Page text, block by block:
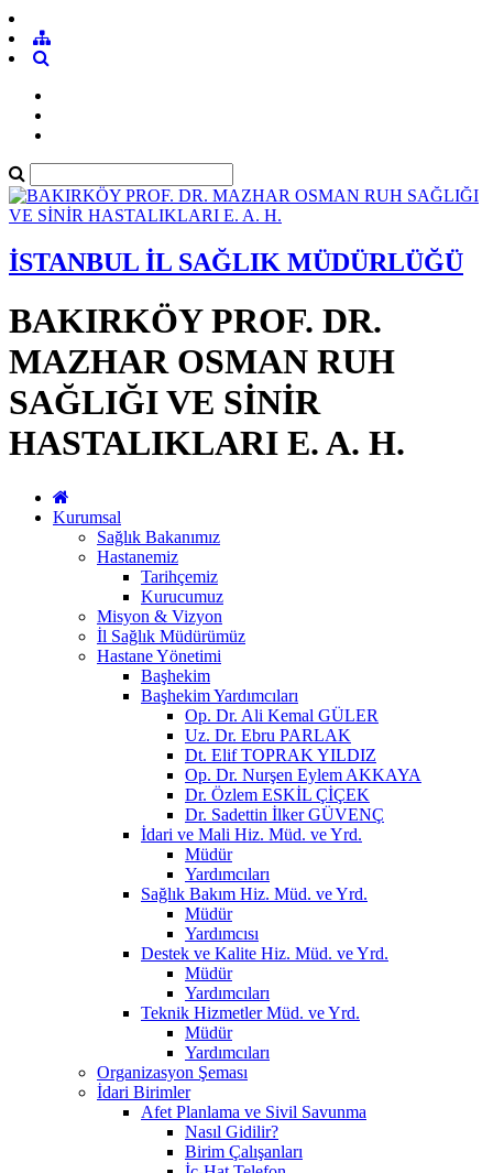
İSTANBUL İL SAĞLIK MÜDÜRLÜĞÜ
BAKIRKÖY PROF. DR.
MAZHAR OSMAN RUH
SAĞLIĞI VE SİNİR
HASTALIKLARI E. A. H.
Kurumsal
Sağlık Bakanımız
Hastanemiz
Tarihçemiz
Kurucumuz
Misyon & Vizyon
İl Sağlık Müdürümüz
Hastane Yönetimi
Başhekim
Başhekim Yardımcıları
Op. Dr. Ali Kemal GÜLER
Uz. Dr. Ebru PARLAK
Dt. Elif TOPRAK YILDIZ
Op. Dr. Nurşen Eylem AKKAYA
Dr. Özlem ESKİL ÇİÇEK
Dr. Sadettin İlker GÜVENÇ
İdari ve Mali Hiz. Müd. ve Yrd.
Müdür
Yardımcıları
Sağlık Bakım Hiz. Müd. ve Yrd.
Müdür
Yardımcısı
Destek ve Kalite Hiz. Müd. ve Yrd.
Müdür
Yardımcıları
Teknik Hizmetler Müd. ve Yrd.
Müdür
Yardımcıları
Organizasyon Şeması
İdari Birimler
Afet Planlama ve Sivil Savunma
Nasıl Gidilir?
Birim Çalışanları